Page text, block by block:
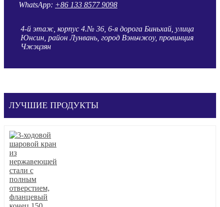
WhatsApp: +86 133 8577 9098
4-й этаж, корпус 4.№ 36, 6-я дорога Биньхай, улица
Юнсин, район Лунвань, город Вэньчжоу, провинция
Чжэцзян
ЛУЧШИЕ ПРОДУКТЫ